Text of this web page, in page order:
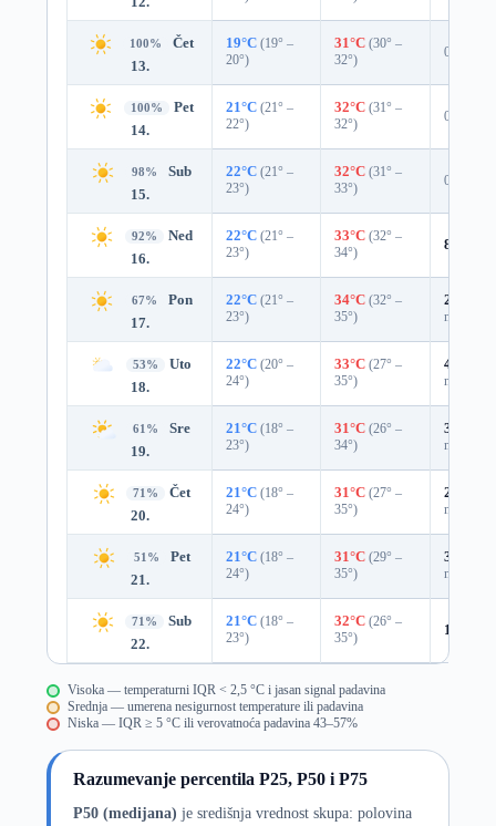
100%
Čet
13.
19°C (19° –
20°)
31°C (30° –
32°)
0%
100%
Pet
14.
21°C (21° –
22°)
32°C (31° –
32°)
0%
98%
Sub
15.
22°C (21° –
23°)
32°C (31° –
33°)
0%
92%
Ned
16.
22°C (21° –
23°)
33°C (32° –
34°)
8%
67%
Pon
17.
22°C (21° –
23°)
34°C (32° –
35°)
29%
mm)
53%
Uto
18.
22°C (20° –
24°)
33°C (27° –
35°)
41%
mm)
61%
Sre
19.
21°C (18° –
23°)
31°C (26° –
34°)
33%
mm)
71%
Čet
20.
21°C (18° –
24°)
31°C (27° –
35°)
27%
mm)
51%
Pet
21.
21°C (18° –
24°)
31°C (29° –
35°)
31%
mm)
71%
Sub
22.
21°C (18° –
23°)
32°C (26° –
35°)
18%
Visoka — temperaturni IQR < 2,5 °C i jasan signal padavina
Srednja — umerena nesigurnost temperature ili padavina
Niska — IQR ≥ 5 °C ili verovatnoća padavina 43–57%
Razumevanje percentila P25, P50 i P75
P50 (medijana) je središnja vrednost skupa: polovina